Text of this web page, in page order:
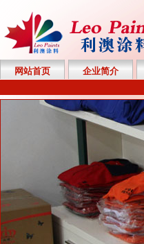
网站首页 企业简介